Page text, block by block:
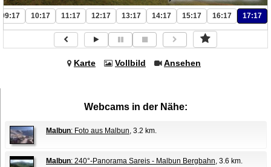
09:17 10:17 11:17 12:17 13:17 14:17 15:17 16:17 17:17
Karte Vollbild Ansehen
Webcams in der Nähe:
Malbun: Foto aus Malbun, 3.2 km.
Malbun: 240°-Panorama Sareis - Malbun Bergbahn, 3.6 km.